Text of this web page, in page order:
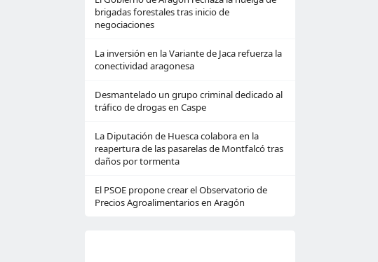
brigadas forestales tras inicio de
negociaciones
La inversión en la Variante de Jaca refuerza la
conectividad aragonesa
Desmantelado un grupo criminal dedicado al
tráfico de drogas en Caspe
La Diputación de Huesca colabora en la
reapertura de las pasarelas de Montfalcó tras
daños por tormenta
El PSOE propone crear el Observatorio de
Precios Agroalimentarios en Aragón